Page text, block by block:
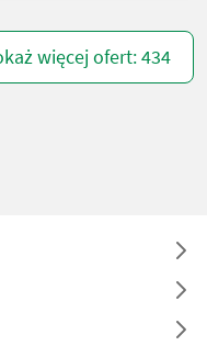
Sie das
więcej ofert: 434